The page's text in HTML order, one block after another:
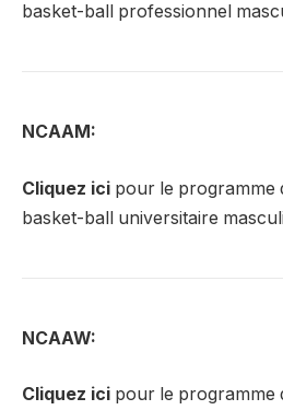
basket-ball professionnel
NCAAM:
Cliquez ici pour le programme
basket-ball universitaire
NCAAW:
Cliquez ici pour le programme